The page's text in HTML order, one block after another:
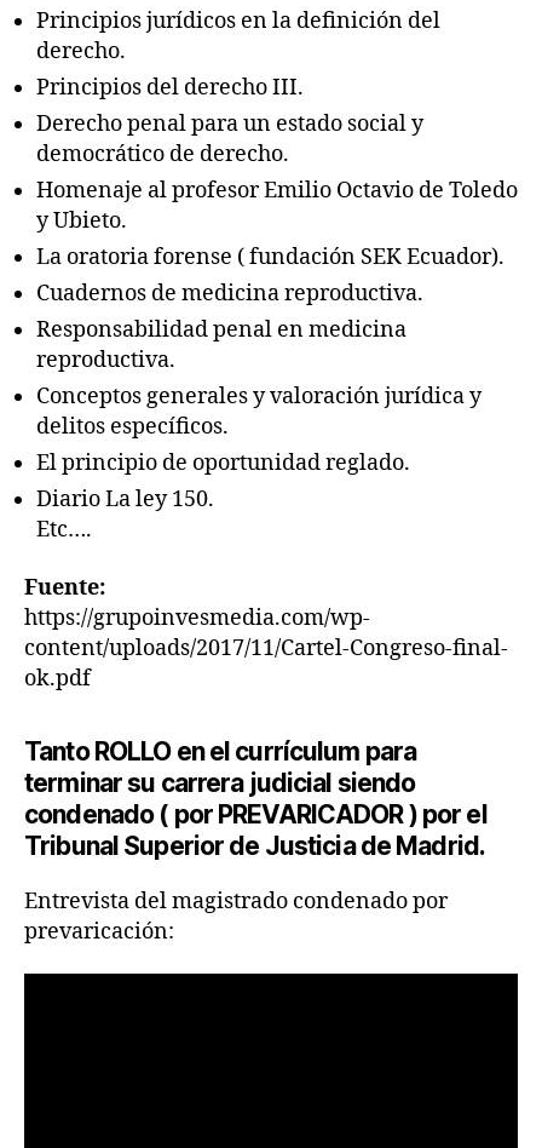
Principios jurídicos en la definición del
derecho.
Principios del derecho III.
Derecho penal para un estado social y
democrático de derecho.
Homenaje al profesor Emilio Octavio de Toledo
y Ubieto.
La oratoria forense ( fundación SEK Ecuador).
Cuadernos de medicina reproductiva.
Responsabilidad penal en medicina
reproductiva.
Conceptos generales y valoración jurídica y
delitos específicos.
El principio de oportunidad reglado.
Diario La ley 150.
Etc….
Fuente:
https://grupoinvesmedia.com/wp-
content/uploads/2017/11/Cartel-Congreso-final-
ok.pdf
Tanto ROLLO en el currículum para
terminar su carrera judicial siendo
condenado ( por PREVARICADOR ) por el
Tribunal Superior de Justicia de Madrid.
Entrevista del magistrado condenado por
prevaricación: